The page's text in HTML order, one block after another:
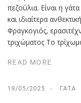
πεζούλια. Είναι η
και ιδιαίτερα
Φραγκογιός,
τριχώματος Το
READ MORE
19/05/2025 ΓΆΤΑ